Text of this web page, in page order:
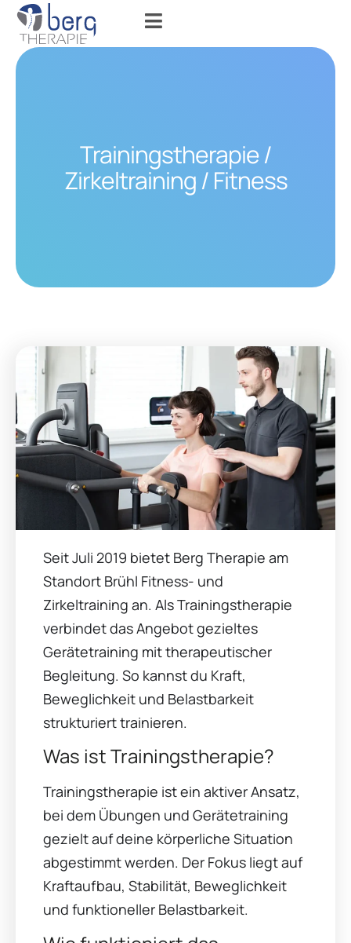
Trainingstherapie /
Zirkeltraining / Fitness
Seit Juli 2019 bietet Berg Therapie am
Standort Brühl Fitness- und
Zirkeltraining an. Als Trainingstherapie
verbindet das Angebot gezieltes
Gerätetraining mit therapeutischer
Begleitung. So kannst du Kraft,
Beweglichkeit und Belastbarkeit
strukturiert trainieren.
Was ist Trainingstherapie?
Trainingstherapie ist ein aktiver Ansatz,
bei dem Übungen und Gerätetraining
gezielt auf deine körperliche Situation
abgestimmt werden. Der Fokus liegt auf
Kraftaufbau, Stabilität, Beweglichkeit
und funktioneller Belastbarkeit.